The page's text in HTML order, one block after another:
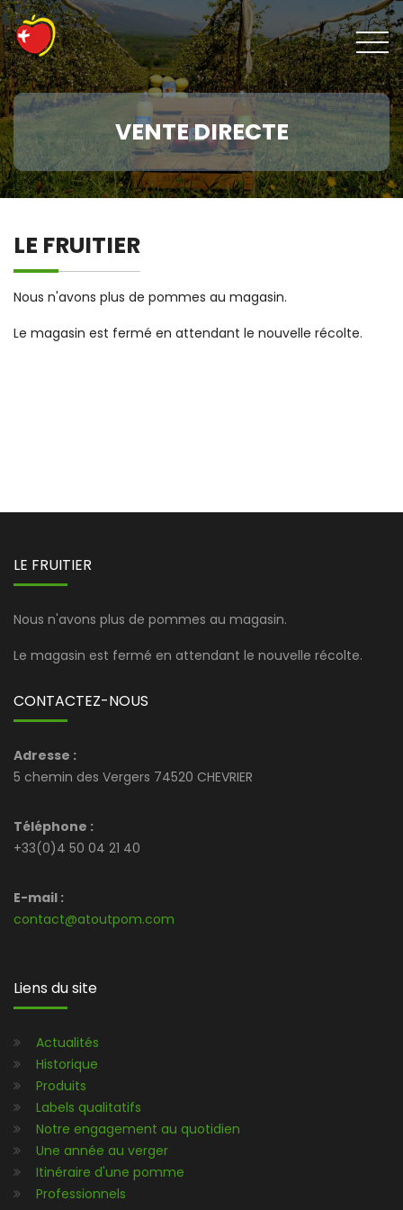
VENTE DIRECTE
LE FRUITIER
Nous n'avons plus de pommes au magasin.
Le magasin est fermé en attendant le nouvelle récolte.
LE FRUITIER
Nous n'avons plus de pommes au magasin.
Le magasin est fermé en attendant le nouvelle récolte.
CONTACTEZ-NOUS
Adresse :
5 chemin des Vergers 74520 CHEVRIER
Téléphone :
+33(0)4 50 04 21 40
E-mail :
contact@atoutpom.com
Liens du site
Actualités
Historique
Produits
Labels qualitatifs
Notre engagement au quotidien
Une année au verger
Itinéraire d'une pomme
Professionnels